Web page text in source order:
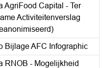
AgriFood Capital - Ter
Activiteitenverslag
Bijlage AFC Infographic
RNOB - Mogelijkheid